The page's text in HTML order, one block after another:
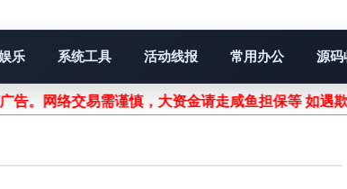
乐 系统工具 活动线报 常用办公 源码
告。网络交易需谨慎，大资金请走咸鱼担保等 如